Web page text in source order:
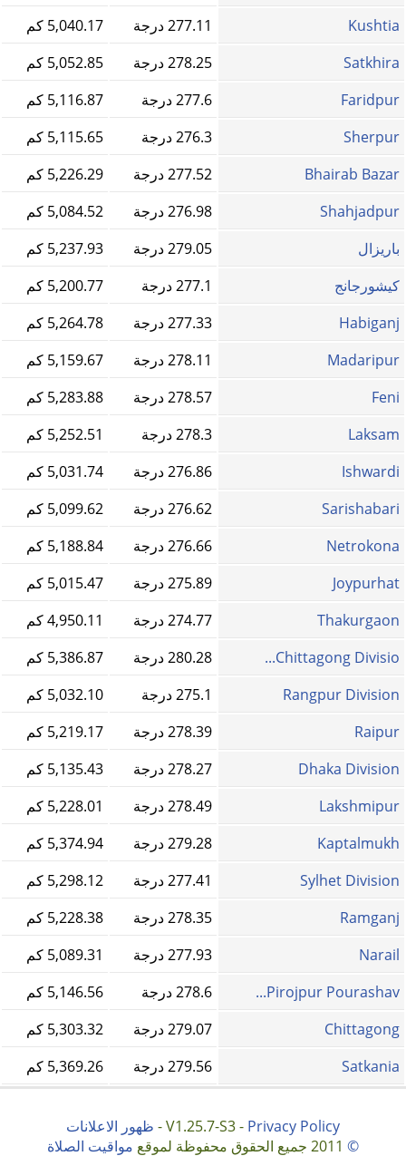
Kushtia
277.11 درجة
5,040.17 كم
Satkhira
278.25 درجة
5,052.85 كم
Faridpur
277.6 درجة
5,116.87 كم
Sherpur
276.3 درجة
5,115.65 كم
Bhairab Bazar
277.52 درجة
5,226.29 كم
Shahjadpur
276.98 درجة
5,084.52 كم
باريزال
279.05 درجة
5,237.93 كم
كيشورجانج
277.1 درجة
5,200.77 كم
Habiganj
277.33 درجة
5,264.78 كم
Madaripur
278.11 درجة
5,159.67 كم
Feni
278.57 درجة
5,283.88 كم
Laksam
278.3 درجة
5,252.51 كم
Ishwardi
276.86 درجة
5,031.74 كم
Sarishabari
276.62 درجة
5,099.62 كم
Netrokona
276.66 درجة
5,188.84 كم
Joypurhat
275.89 درجة
5,015.47 كم
Thakurgaon
274.77 درجة
4,950.11 كم
Chittagong Divisio...
280.28 درجة
5,386.87 كم
Rangpur Division
275.1 درجة
5,032.10 كم
Raipur
278.39 درجة
5,219.17 كم
Dhaka Division
278.27 درجة
5,135.43 كم
Lakshmipur
278.49 درجة
5,228.01 كم
Kaptalmukh
279.28 درجة
5,374.94 كم
Sylhet Division
277.41 درجة
5,298.12 كم
Ramganj
278.35 درجة
5,228.38 كم
Narail
277.93 درجة
5,089.31 كم
Pirojpur Pourashav...
278.6 درجة
5,146.56 كم
Chittagong
279.07 درجة
5,303.32 كم
Satkania
279.56 درجة 5,369.26 كم
V1.25.7-S3 - Privacy Policy
- ظهور الاعلانات
©
مواقيت الصلاة